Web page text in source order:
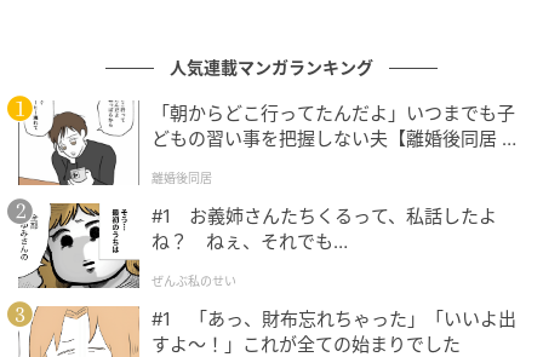
臓をたべたい』や『賭ケグルイ』など作品ごとに異な
る表情・雰囲気・役柄への没入ぶりには多くの称賛コ
メントが届いています。
キャラクターを憑依させる高い演技力を兼ね備えているからで
す。『君の膵臓をたべたい』で見せた儚くも芯のある姿から、
『賭ケグルイ』での狂気を孕んだ強烈な役柄まで、その振り幅
は他の追随を許しません。（57歳/男性）
人気連載マンガランキング
「朝からどこ行ってたんだよ」いつまでも子
どもの習い事を把握しない夫【離婚後同居 Vo
離婚後同居
#1 お義姉さんたちくるって、私話したよ
ね？ ねぇ、それでも…
ぜんぶ私のせい
#1 「あっ、財布忘れちゃった」「いいよ出
すよ〜！」これが全ての始まりでした